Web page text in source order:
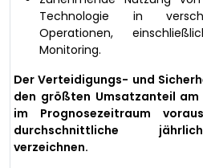
Technologie in
Operationen,
Monitoring.
Der Verteidigungs- und
den größten Umsatzanteil
im Prognosezeitraum
durchschnittliche
verzeichnen.